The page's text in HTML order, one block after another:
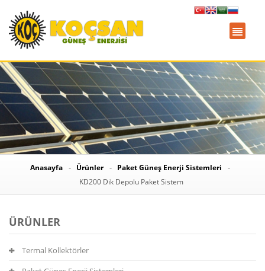
Anasayfa Ürünler
Paket Güneş Enerji Sistemleri
KD200 Dik Depolu Paket Sistem
ÜRÜNLER
Termal Kollektörler